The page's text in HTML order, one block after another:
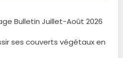
Bulletin Juillet-Août 2026